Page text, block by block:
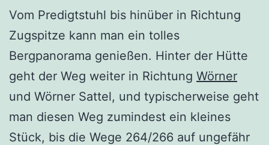
Vom Predigtstuhl bis hinüber in Richtung
Zugspitze kann man ein tolles
Bergpanorama genießen. Hinter der Hütte
geht der Weg weiter in Richtung Wörner
und Wörner Sattel, und typischerweise geht
man diesen Weg zumindest ein kleines
Stück, bis die Wege 264/266 auf ungefähr